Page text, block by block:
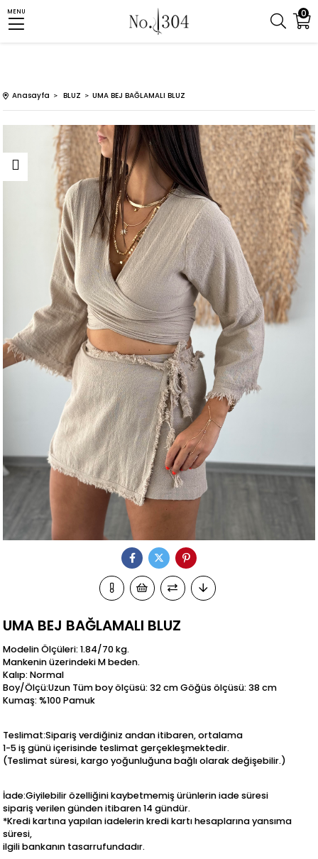
0
MENU
Anasayfa BLUZ UMA BEJ BAĞLAMALI BLUZ
UMA BEJ BAĞLAMALI BLUZ
Modelin Ölçüleri: 1.84/70 kg.
Mankenin üzerindeki M beden.
Kalıp: Normal
Boy/Ölçü:Uzun Tüm boy ölçüsü: 32 cm Göğüs ölçüsü: 38 cm
Kumaş: %100 Pamuk
Teslimat:Sipariş verdiğiniz andan itibaren, ortalama
1-5 iş günü içerisinde teslimat gerçekleşmektedir.
(Teslimat süresi, kargo yoğunluğuna bağlı olarak değişebilir.)
İade:Giyilebilir özelliğini kaybetmemiş ürünlerin iade süresi
sipariş verilen günden itibaren 14 gündür.
*Kredi kartına yapılan iadelerin kredi kartı hesaplarına yansıma
süresi,
ilgili bankanın tasarrufundadır.